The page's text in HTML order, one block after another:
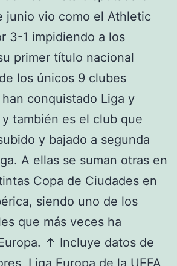
junio vio como el Athletic
3-1 impidiendo a los
primer título nacional
los únicos 9 clubes
conquistado Liga y
también es el club que
y bajado a segunda
A ellas se suman otras en
Copa de Ciudades en
siendo uno de los
que más veces ha
↑ Incluye datos de
Liga Europa de la UEFA,